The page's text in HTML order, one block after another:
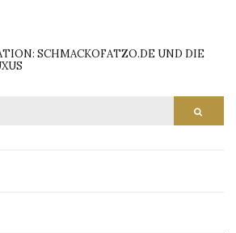
SCHMACKOFATZO.DE UND DIE